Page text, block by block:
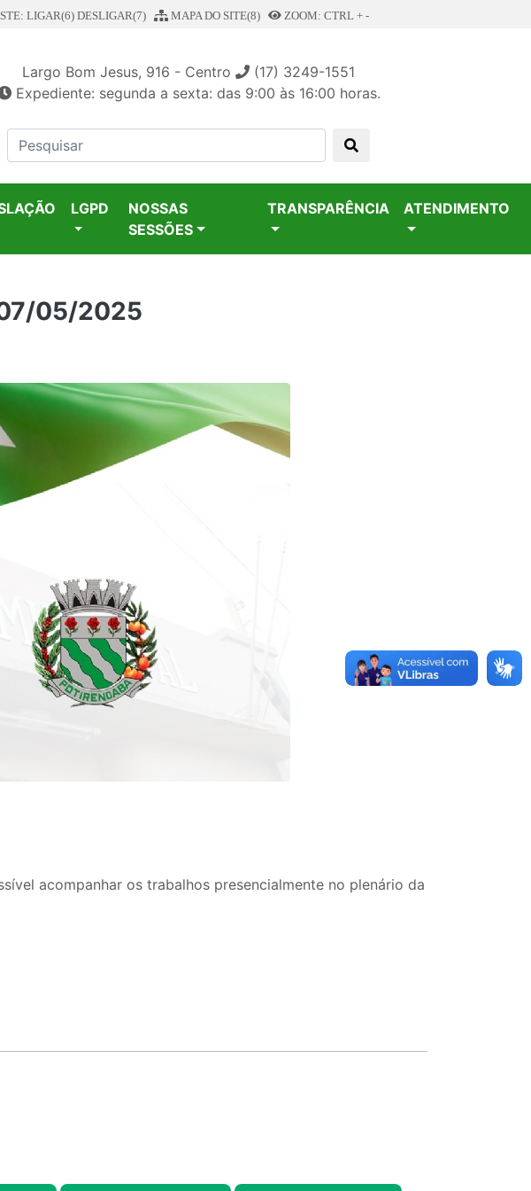
LIGAR(6) DESLIGAR(7) MAPA DO SITE(8) ZOOM: CTRL + -
Largo Bom Jesus, 916 - Centro
(17) 3249-1551
Expediente: segunda a sexta: das 9:00 às 16:00 horas.
LGPD
NOSSAS
SESSÕES
TRANSPARÊNCIA ATENDIMENTO
05/2025
acompanhar os trabalhos presencialmente no plenário da